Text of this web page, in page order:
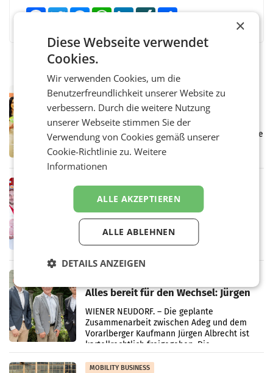
FacebookTwitterMessengerWhatsAppLinkedInXING Teilen
RETAIL
Eine Bühne für Zirkularität: ARA und
Müller informieren am POS über
Kreislauffähigkeit
Über den gesamten August hinweg rücken die
Altstoff Recycling Austria AG (ARA) und der
Handelskonzern Müller die Initiative
„Kreislauf-Helden“ in allen österreichischen
Penny modernisiert zwei Filialen in
Ober- und Niederösterreich
WIENER NEUDORF. – Im Rahmen einer
laufenden Modernisierungsoffensive
erneuert Penny zwei Filialen in Nieder- und
in Haag sowie im rund
Alles bereit für den Wechsel: Jürgen
Albrecht setzt ab 1.1.2027 auf Adeg
WIENER NEUDORF. – Die geplante
Zusammenarbeit zwischen Adeg und dem
Vorarlberger Kaufmann Jürgen Albrecht ist
kartellrechtlich freigegeben: Die
Bundeswettbewerbsbehörde und der
Bundeskartellanwalt
MOBILITY BUSINESS
×
Diese Webseite verwendet
Cookies.
Wir verwenden Cookies, um die
Benutzerfreundlichkeit unserer Website zu
verbessern. Durch die weitere Nutzung
unserer Webseite stimmen Sie der
Verwendung von Cookies gemäß unserer
Cookie-Richtlinie zu.Weitere
Informationen
ALLE AKZEPTIEREN
ALLE ABLEHNEN
DETAILS ANZEIGEN